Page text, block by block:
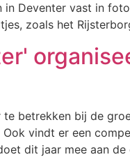
Deventer vast in
zoals het
betrekken bij de
Ook vindt er een
dit jaar mee aan